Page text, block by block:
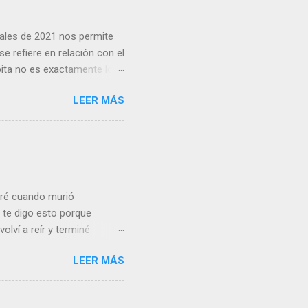
de 2021 nos permite
refiere en relación con el
no es exactamente lo
del conjunto del Estado
crisis financiera Lo cierto
en el que
que se prolongó
LEER MÁS
cuando murió
te digo esto porque
a reír y terminé
un niño de 5 años muy
Vasconcelos)
de partida no
LEER MÁS